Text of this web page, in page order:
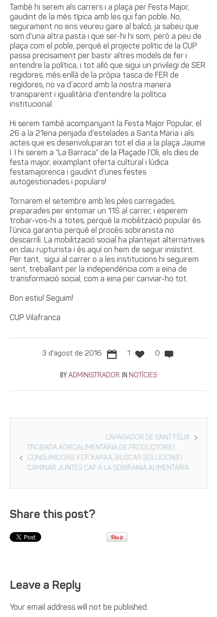
També hi serem als carrers i a plaça per Festa Major,
gaudint de la més típica amb les qui fan poble. No,
segurament no ens veureu gaire al balcó, ja sabeu que
som d’una altra pasta i que ser-hi hi som, però a peu de
plaça com el poble, perquè el projecte polític de la CUP
passa precisament per bastir altres models de fer i
entendre la política, i tot allò que sigui un privilegi de SER
regidores, més enllà de la pròpia tasca de FER de
regidores, no va d’acord amb la nostra manera
transparent i igualitària d’entendre la política
institucional.
Hi serem també acompanyant la Festa Major Popular, el
26 a la 21ena penjada d’estelades a Santa Maria i als
actes que es desenvoluparan tot el dia a la plaça Jaume
I. I hi serem a “La Barraca” de la Plaçade l’Oli, els dies de
festa major, eixamplant oferta cultural i lúdica
festamajorenca i gaudint d’unes festes
autogestionades i populars!
Tornarem el setembre amb les piles carregades,
preparades per entomar un 11S al carrer, i esperem
trobar-vos-hi a totes, perquè la mobilització popular és
l’única garantia perquè el procés sobiranista no
descarrili. La mobilització social ha plantejat alternatives
en clau rupturista i és aquí on hem de seguir insistint.
Per tant, sigui al carrer o a les institucions hi seguirem
sent, treballant per la independència com a eina de
transformació social, com a eina per canviar-ho tot.
Bon estiu! Seguim!
CUP Vilafranca
3 d'agost de 2016 1 0
BY ADMINISTRADOR IN NOTÍCIES
L’APARADOR DE SANT FÈLIX
TROBADA AGROALIMENTÀRIA DE PRODUCTORS I
CONSUMIDORS: FER XARXA, BUSCAR SOLUCIONS I
CAMINAR JUNTES CAP A LA SOBIRANIA ALIMENTÀRIA
Share this post?
Leave a Reply
Your email address will not be published.